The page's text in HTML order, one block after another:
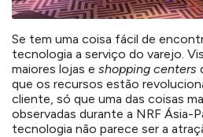
Se tem uma coisa fácil de
tecnologia a serviço do varejo.
maiores lojas e shopping centers
que os recursos estão
cliente, só que uma das coisas
observadas durante a NRF Ásia-
tecnologia não parece ser a